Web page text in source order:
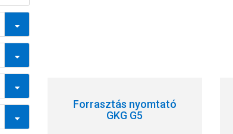
Forrasztás nyomtató
GKG G5